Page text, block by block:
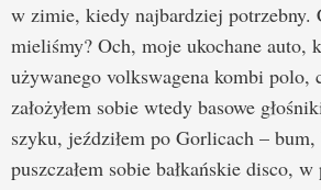
w zimie, kiedy najbardziej potrzebny.
mieliśmy? Och, moje ukochane auto,
używanego volkswagena kombi polo,
założyłem sobie wtedy basowe
szyku, jeździłem po Gorlicach –
puszczałem sobie bałkańskie disco,